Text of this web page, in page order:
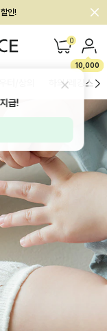
인!
0
10,000
하의/레깅스
급!